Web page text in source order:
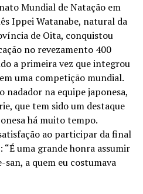
Mundial de Natação em
Ippei Watanabe, natural da
de Oita, conquistou
no revezamento 400
a primeira vez que integrou
uma competição mundial.
nadador na equipe japonesa,
que tem sido um destaque
há muito tempo.
ao participar da final
uma grande honra assumir
a quem eu costumava